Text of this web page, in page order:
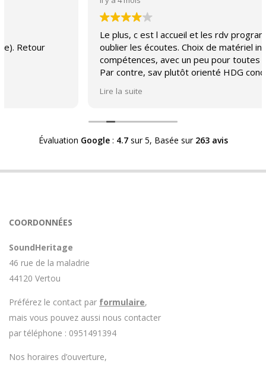
Le plus, c est l accueil et les rdv programmables sans
oublier les écoutes. Choix de matériel interressant et
compétences, avec un peu pour toutes les bourses.
Par contre, sav plutôt orienté HDG concernant le
note qui monte vite. Donc soit vous tenez
HDG qui mérite une révision. Pas facile de trouver des
connaissances et compétences après la
désindustrialisation de la France et ce à coût forfaitaire
années 70, par exemple et ce ds une moyenne
Évaluation Google: 4.7sur 5, Basée sur 263 avis
COORDONNÉES
SoundHeritage
46 rue de la maladrie
44120 Vertou
Préférez le contact par formulaire,
mais vous pouvez aussi nous contacter
par téléphone : 0951491394
Nos horaires d’ouverture,